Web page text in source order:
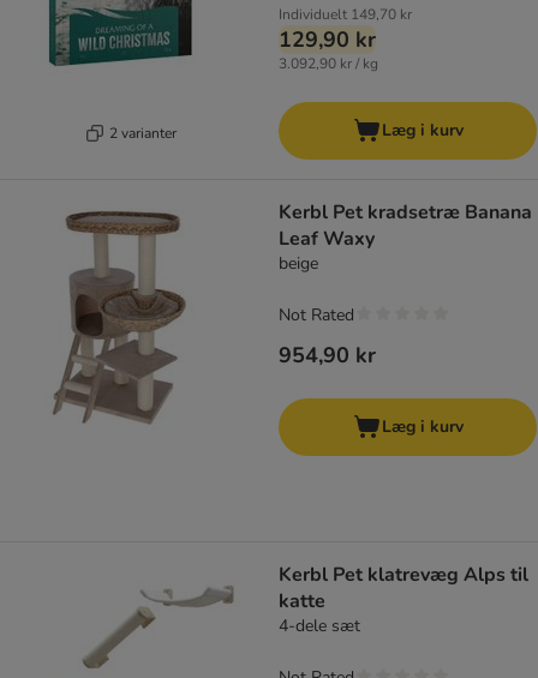
2 varianter
Individuelt 149,70 kr
129,90 kr
3.092,90 kr / kg
Læg i kurv
Kerbl Pet kradsetræ Banana
Leaf Waxy
beige
954,90 kr
Not Rated
Læg i kurv
Kerbl Pet klatrevæg Alps til
katte
4-dele sæt